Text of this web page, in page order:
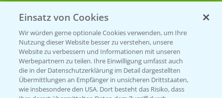
KONTAKT
Hilfe in Notfällen
T.+49 (0)214/30-20220
Einsatz von Cookies
Wir würden gerne optionale Cookies verwenden, um Ihre
Nutzung dieser Website besser zu verstehen, unsere
Website zu verbessern und Informationen mit unseren
Werbepartnern zu teilen. Ihre Einwilligung umfasst auch
die in der Datenschutzerklärung im Detail dargestellten
Übermittlungen an Empfänger in unsicheren Drittstaaten,
wie insbesondere den USA. Dort besteht das Risiko, dass